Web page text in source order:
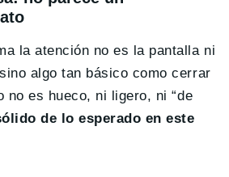
la atención no es la pantalla ni
algo tan básico como cerrar
no es hueco, ni ligero, ni “de
de lo esperado en este